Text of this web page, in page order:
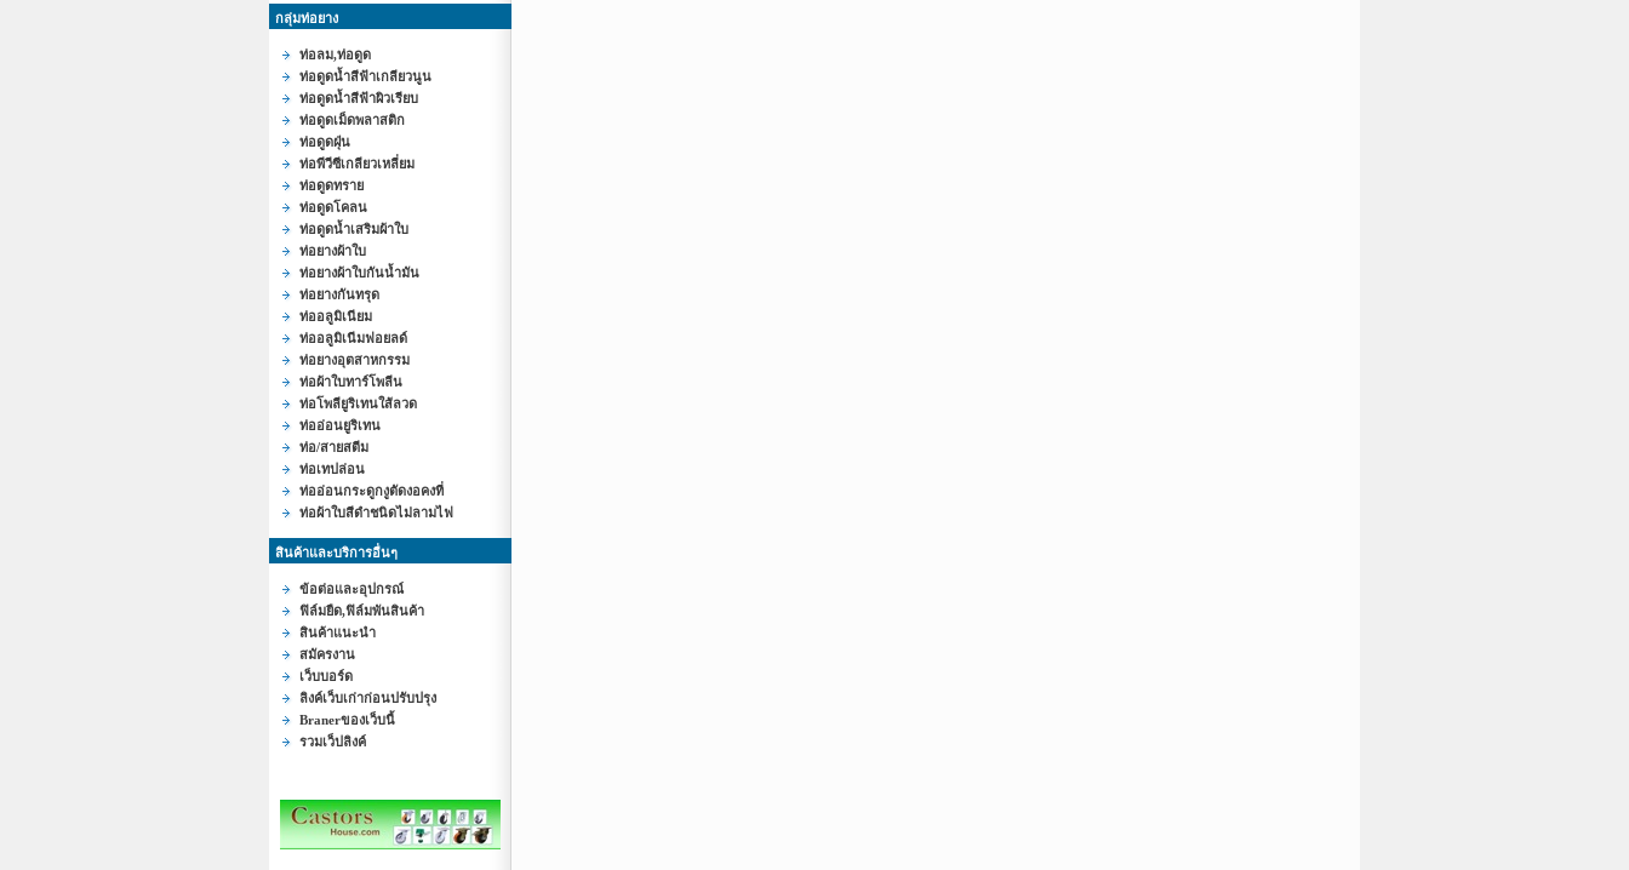
กลุ่มท่อยาง
ท่อลม,ท่อดูด
ท่อดูดน้ำสีฟ้าเกลียวนูน
ท่อดูดน้ำสีฟ้าผิวเรียบ
ท่อดูดเม็ดพลาสติก
ท่อดูดฝุ่น
ท่อพีวีซีเกลียวเหลี่ยม
ท่อดูดทราย
ท่อดูดโคลน
ท่อดูดน้ำเสริมผ้าใบ
ท่อยางผ้าใบ
ท่อยางผ้าใบกันน้ำมัน
ท่อยางกันทรุด
ท่ออลูมิเนียม
ท่ออลูมิเนีมฟอยลด์
ท่อยางอุตสาหกรรม
ท่อผ้าใบทาร์โพลีน
ท่อโพลียูริเทนใส้ลวด
ท่ออ่อนยูริเทน
ท่อ/สายสตีม
ท่อเทปล่อน
ท่ออ่อนกระดูกงูตัดงอคงที่
ท่อผ้าใบสีดำชนิดไม่ลามไฟ
สินค้าและบริการอื่นๆ
ข้อต่อและอุปกรณ์
ฟิล์มยืด,ฟิล์มพันสินค้า
สินค้าแนะนำ
สมัครงาน
เว็บบอร์ด
ลิงค์เว็บเก่าก่อนปรับปรุง
Branerของเว็บนี้
รวมเว็ปลิงค์